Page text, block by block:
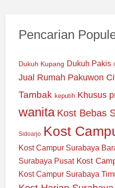
Pencarian
Dukuh Kupang Dukuh Pakis
Jual Rumah Pakuwon
Tambak keputih Khusus
wanita Kost Bebas
Sidoarjo Kost
Kost Campur Surabaya
Surabaya Pusat Kost
Kost Campur Surabaya